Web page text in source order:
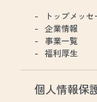
トップメッセ
企業情報
事業一覧
福利厚生
個人情報保